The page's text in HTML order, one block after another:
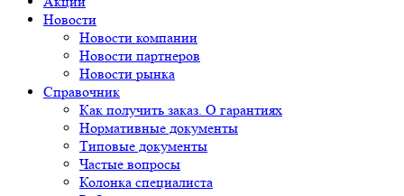
Новости
Новости компании
Новости партнеров
Новости рынка
Справочник
Как получить заказ. О гарантиях
Нормативные документы
Типовые документы
Частые вопросы
Колонка специалиста